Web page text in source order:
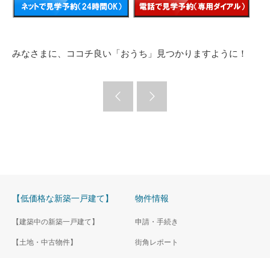
みなさまに、ココチ良い「おうち」見つかりますように！
【低価格な新築一戸建て】
【建築中の新築一戸建て】
【土地・中古物件】
物件情報
申請・手続き
街角レポート